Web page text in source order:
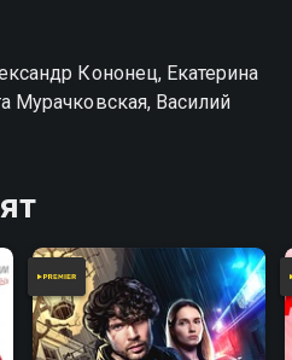
Кононец, Екатерина
Мурачковская, Василий